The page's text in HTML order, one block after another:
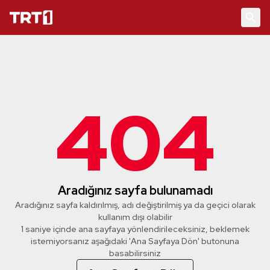
404
Aradığınız sayfa bulunamadı
Aradığınız sayfa kaldırılmış, adı değiştirilmiş ya da geçici olarak
kullanım dışı olabilir
1 saniye içinde ana sayfaya yönlendirileceksiniz, beklemek
istemiyorsanız aşağıdaki 'Ana Sayfaya Dön' butonuna
basabilirsiniz